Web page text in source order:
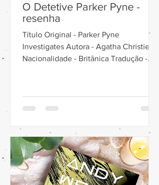
O Detetive Parker Pyne -
resenha
Título Original - Parker Pyne
Investigates Autora - Agatha Christie
Nacionalidade - Britânica Tradução -